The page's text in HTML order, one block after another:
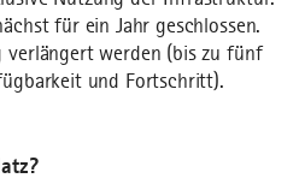
für ein Jahr geschlossen.
verlängert werden (bis zu fünf
und Fortschritt).